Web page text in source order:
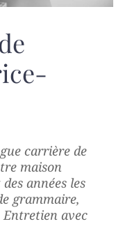
carrière de
maison
années les
grammaire,
Entretien avec